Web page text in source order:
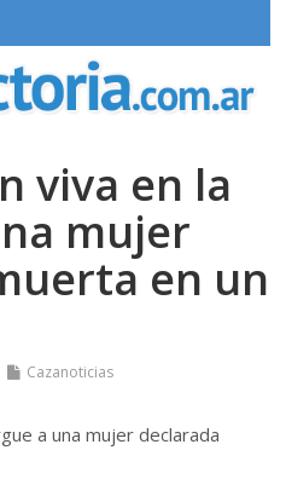
viva en la
mujer
en un
Cazanoticias